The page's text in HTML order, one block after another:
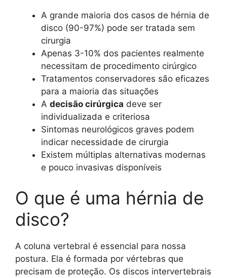
A grande maioria dos casos de hérnia de
disco (90-97%) pode ser tratada sem
cirurgia
Apenas 3-10% dos pacientes realmente
necessitam de procedimento cirúrgico
Tratamentos conservadores são eficazes
para a maioria das situações
A decisão cirúrgica deve ser
individualizada e criteriosa
Sintomas neurológicos graves podem
indicar necessidade de cirurgia
Existem múltiplas alternativas modernas
e pouco invasivas disponíveis
O que é uma hérnia de
disco?
A coluna vertebral é essencial para nossa
postura. Ela é formada por vértebras que
precisam de proteção. Os discos intervertebrais